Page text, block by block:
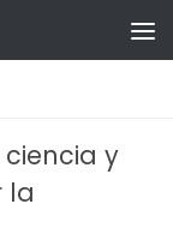
ciencia y
la